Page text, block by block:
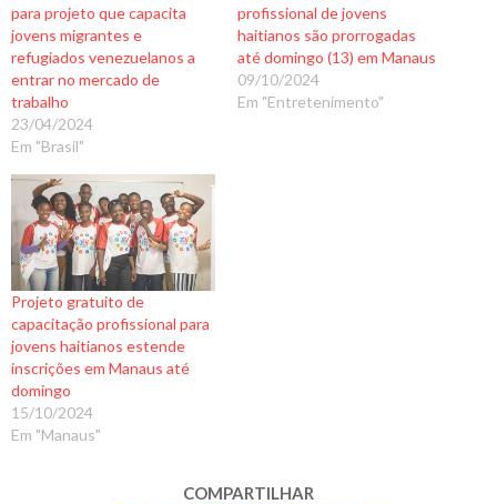
o
.
.
.
para projeto que capacita
jovens migrantes e
refugiados venezuelanos a
entrar no mercado de
trabalho
23/04/2024
Em "Brasil"
profissional de jovens
haitianos são prorrogadas
até domingo (13) em Manaus
09/10/2024
Em "Entretenimento"
Projeto gratuito de
capacitação profissional para
jovens haitianos estende
inscrições em Manaus até
domingo
15/10/2024
Em "Manaus"
COMPARTILHAR